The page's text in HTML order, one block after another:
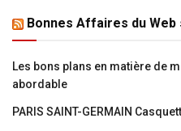
Bonnes Affaires du
Les bons plans en matière de
abordable
PARIS SAINT-GERMAIN